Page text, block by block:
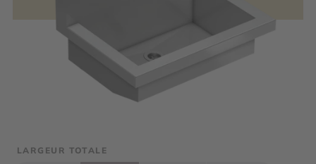
LARGEUR TOTALE